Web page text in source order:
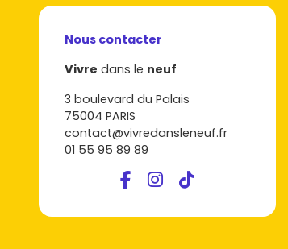
Nous contacter
Vivre dans le neuf
3 boulevard du Palais
75004 PARIS
contact@vivredansleneuf.fr
01 55 95 89 89